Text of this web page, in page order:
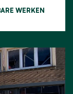
WERKEN